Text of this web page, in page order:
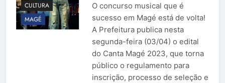
CULTURA
MAGÉ
O concurso musical que é
sucesso em Magé está de volta!
A Prefeitura publica nesta
segunda-feira (03/04) o edital
do Canta Magé 2023, que torna
público o regulamento para
inscrição, processo de seleção e